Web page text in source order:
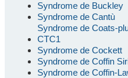
Syndrome de Buckley
Syndrome de Cantù
Syndrome de Coats-
CTC1
Syndrome de Cockett
Syndrome de Coffin
Syndrome de Coffin-